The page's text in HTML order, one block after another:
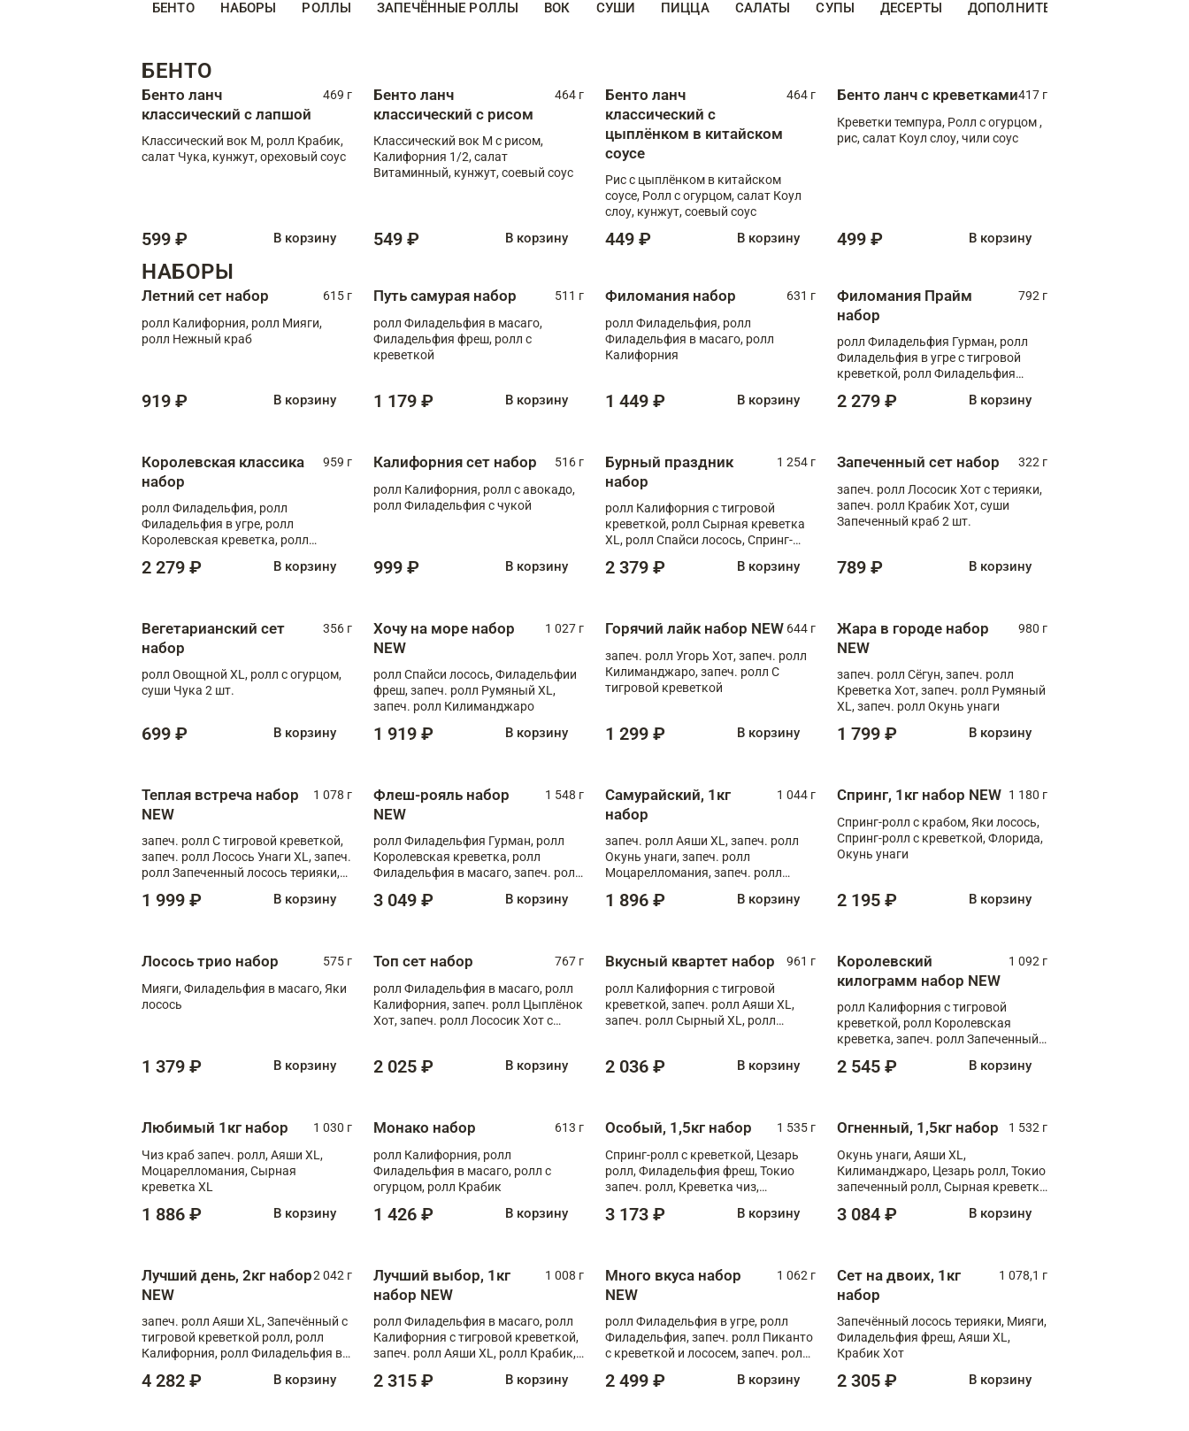
БЕНТО НАБОРЫ РОЛЛЫ ЗАПЕЧЁННЫЕ РОЛЛЫ ВОК СУШИ ПИЦЦА САЛАТЫ СУПЫ ДЕСЕРТЫ ДОПОЛНИТЕЛЬНО
БЕНТО
Бенто ланч
классический с лапшой
469 г
Классический вок М, ролл Крабик,
салат Чука, кунжут, ореховый соус
599 ₽ В корзину
Бенто ланч
классический с рисом
464 г
Классический вок М с рисом,
Калифорния 1/2, салат
Витаминный, кунжут, соевый соус
549 ₽ В корзину
Бенто ланч
классический с
цыплёнком в китайском
соусе
464 г
Рис с цыплёнком в китайском
соусе, Ролл с огурцом, салат Коул
слоу, кунжут, соевый соус
449 ₽ В корзину
Бенто ланч с креветками417 г
Креветки темпура, Ролл с огурцом ,
рис, салат Коул слоу, чили соус
499 ₽ В корзину
НАБОРЫ
Летний сет набор
615 г
ролл Калифорния, ролл Мияги,
ролл Нежный краб
919 ₽ В корзину
Путь самурая набор
511 г
ролл Филадельфия в масаго,
Филадельфия фреш, ролл с
креветкой
1 179 ₽ В корзину
Филомания набор
631 г
ролл Филадельфия, ролл
Филадельфия в масаго, ролл
Калифорния
1 449 ₽ В корзину
Филомания Прайм
набор
792 г
ролл Филадельфия Гурман, ролл
Филадельфия в угре с тигровой
креветкой, ролл Филадельфия
2 279 ₽ В корзину
Королевская классика
набор
959 г
ролл Филадельфия, ролл
Филадельфия в угре, ролл
Королевская креветка, ролл
2 279 ₽ В корзину
Калифорния сет набор
516 г
ролл Калифорния, ролл с авокадо,
ролл Филадельфия с чукой
999 ₽ В корзину
Бурный праздник
набор
1 254 г
ролл Калифорния с тигровой
креветкой, ролл Сырная креветка
XL, ролл Спайси лосось, Спринг-
Медовая креветка
2 379 ₽ В корзину
Запеченный сет набор
322 г
запеч. ролл Лососик Хот с терияки,
запеч. ролл Крабик Хот, суши
Запеченный краб 2 шт.
789 ₽ В корзину
Вегетарианский сет
набор
356 г
ролл Овощной XL, ролл с огурцом,
суши Чука 2 шт.
699 ₽ В корзину
Хочу на море набор
NEW
1 027 г
ролл Спайси лосось, Филадельфии
фреш, запеч. ролл Румяный XL,
запеч. ролл Килиманджаро
1 919 ₽ В корзину
Горячий лайк набор NEW 644 г
запеч. ролл Угорь Хот, запеч. ролл
Килиманджаро, запеч. ролл С
тигровой креветкой
1 299 ₽ В корзину
Жара в городе набор
NEW
980 г
запеч. ролл Сёгун, запеч. ролл
Креветка Хот, запеч. ролл Румяный
XL, запеч. ролл Окунь унаги
1 799 ₽ В корзину
Теплая встреча набор
NEW
1 078 г
запеч. ролл С тигровой креветкой,
запеч. ролл Лосось Унаги XL, запеч.
ролл Запеченный лосось терияки,
1 999 ₽ В корзину
Флеш-рояль набор
NEW
1 548 г
ролл Филадельфия Гурман, ролл
Королевская креветка, ролл
Филадельфия в масаго, запеч. ролл
Тигровая креветка с моцареллой,
3 049 ₽ В корзину
Самурайский, 1кг
набор
1 044 г
запеч. ролл Аяши XL, запеч. ролл
Окунь унаги, запеч. ролл
Моцарелломания, запеч. ролл
1 896 ₽ В корзину
Спринг, 1кг набор NEW 1 180 г
Спринг-ролл с крабом, Яки лосось,
Спринг-ролл с креветкой, Флорида,
Окунь унаги
2 195 ₽ В корзину
Лосось трио набор
575 г
Мияги, Филадельфия в масаго, Яки
лосось
1 379 ₽ В корзину
Топ сет набор
767 г
ролл Филадельфия в масаго, ролл
Калифорния, запеч. ролл Цыплёнок
Хот, запеч. ролл Лососик Хот с
2 025 ₽ В корзину
Вкусный квартет набор
961 г
ролл Калифорния с тигровой
креветкой, запеч. ролл Аяши XL,
запеч. ролл Сырный XL, ролл
2 036 ₽ В корзину
Королевский
килограмм набор NEW
1 092 г
ролл Калифорния с тигровой
креветкой, ролл Королевская
креветка, запеч. ролл Запеченный
XL, запеч. ролл Крабик Хот
2 545 ₽ В корзину
Любимый 1кг набор
1 030 г
Чиз краб запеч. ролл, Аяши XL,
Моцарелломания, Сырная
креветка XL
1 886 ₽ В корзину
Монако набор
613 г
ролл Калифорния, ролл
Филадельфия в масаго, ролл с
огурцом, ролл Крабик
1 426 ₽ В корзину
Особый, 1,5кг набор
1 535 г
Спринг-ролл с креветкой, Цезарь
ролл, Филадельфия фреш, Токио
запеч. ролл, Креветка чиз,
Флорида
3 173 ₽ В корзину
Огненный, 1,5кг набор
1 532 г
Окунь унаги, Аяши XL,
Килиманджаро, Цезарь ролл, Токио
запеченный ролл, Сырная креветка
3 084 ₽ В корзину
Лучший день, 2кг набор
NEW
2 042 г
запеч. ролл Аяши XL, Запечённый с
тигровой креветкой ролл, ролл
Калифорния, ролл Филадельфия в
запеч. ролл Моцарелломания, ролл
4 282 ₽ В корзину
Лучший выбор, 1кг
набор NEW
1 008 г
ролл Филадельфия в масаго, ролл
Калифорния с тигровой креветкой,
запеч. ролл Аяши XL, ролл Крабик,
2 315 ₽ В корзину
Много вкуса набор
NEW
1 062 г
ролл Филадельфия в угре, ролл
Филадельфия, запеч. ролл Пиканто
с креветкой и лососем, запеч. ролл
2 499 ₽ В корзину
Сет на двоих, 1кг
набор
1 078,1 г
Запечённый лосось терияки, Мияги,
Филадельфия фреш, Аяши XL,
Крабик Хот
2 305 ₽ В корзину